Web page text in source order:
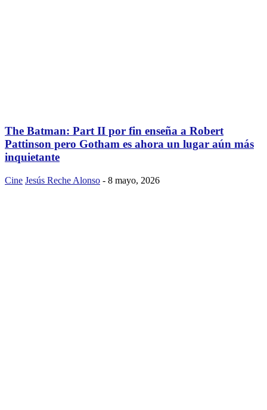
The Batman: Part II por fin enseña a Robert
Pattinson pero Gotham es ahora un lugar aún más
inquietante
Cine Jesús Reche Alonso - 8 mayo, 2026